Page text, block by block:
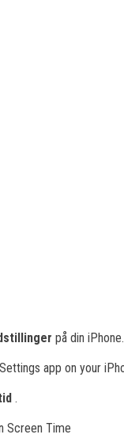
på din iPhone.
.